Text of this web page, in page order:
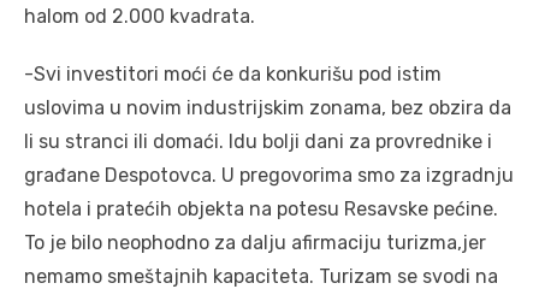
halom od 2.000 kvadrata.
-Svi investitori moći će da konkurišu pod istim
uslovima u novim industrijskim zonama, bez obzira da
li su stranci ili domaći. Idu bolji dani za provrednike i
građane Despotovca. U pregovorima smo za izgradnju
hotela i pratećih objekta na potesu Resavske pećine.
To je bilo neophodno za dalju afirmaciju turizma,jer
nemamo smeštajnih kapaciteta. Turizam se svodi na